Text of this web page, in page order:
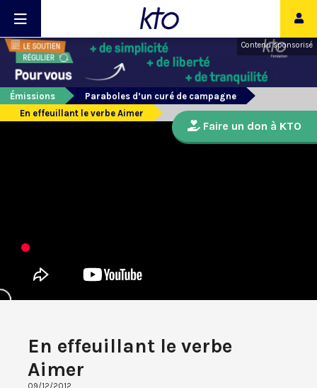
Contenu sponsorisé
Émissions
Paraboles d’un curé de campagne
En effeuillant le verbe Aimer
En effeuillant le verbe
Aimer
Faire un don à KTO